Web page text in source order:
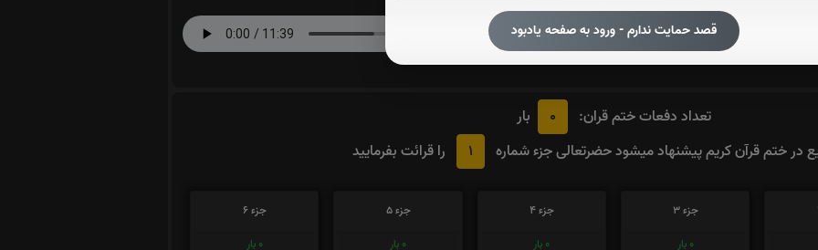
قصد حمایت ندارم - ورود به صفحه یادبود
تعداد دفعات ختم قران: 0
بار
در ختم قرآن کریم پیشنهاد میشود حضرتعالی جزء شماره
1 را قرائت بفرمایید
جزء 3
0 بار
جزء 4
0 بار
جزء 5
0 بار
جزء 6
0 بار